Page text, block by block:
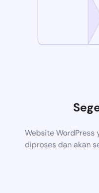
Website WordPress
diproses dan akan